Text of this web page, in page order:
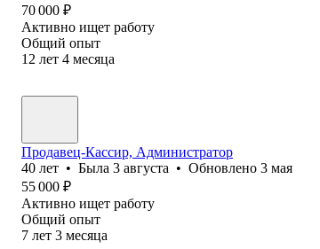
70 000 ₽
Активно ищет работу
Общий опыт
12 лет 4 месяца
Продавец-Кассир, Администратор
40 лет • Была 3 августа • Обновлено 3 мая
55 000 ₽
Активно ищет работу
Общий опыт
7 лет 3 месяца